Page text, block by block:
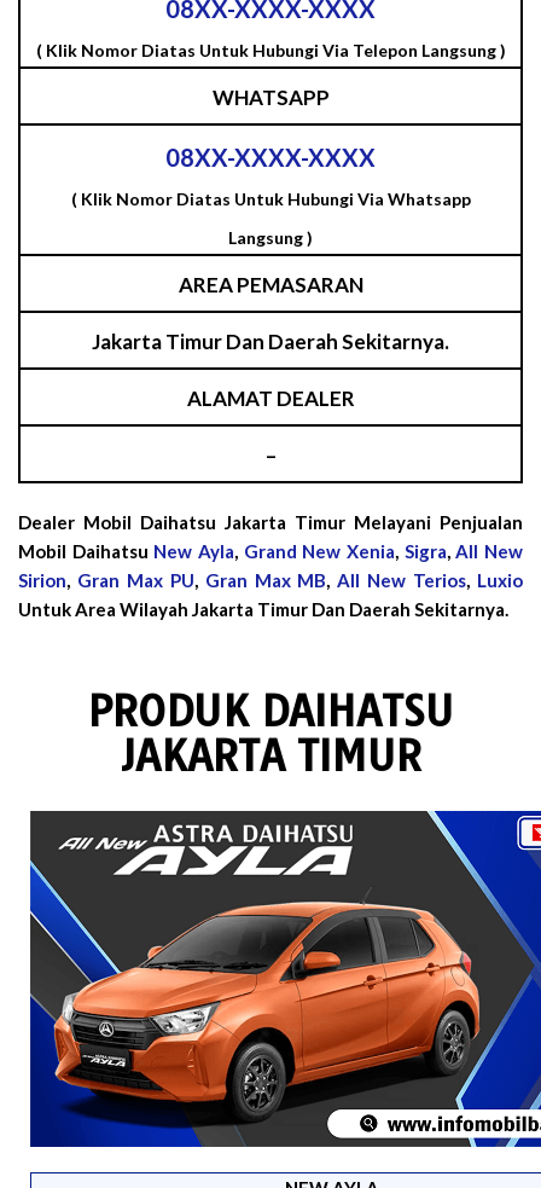
08XX-XXXX-XXXX
( Klik Nomor Diatas Untuk Hubungi Via Telepon Langsung )
WHATSAPP
08XX-XXXX-XXXX
( Klik Nomor Diatas Untuk Hubungi Via Whatsapp
Langsung )
AREA PEMASARAN
Jakarta Timur Dan Daerah Sekitarnya.
ALAMAT DEALER
–
Dealer Mobil Daihatsu Jakarta Timur Melayani Penjualan
Mobil Daihatsu New Ayla Grand New Xenia Sigra All New
Sirion
Gran Max PU Gran Max MB All New Terios Luxio
Untuk Area Wilayah Jakarta Timur Dan Daerah Sekitarnya.
PRODUK DAIHATSU
JAKARTA TIMUR